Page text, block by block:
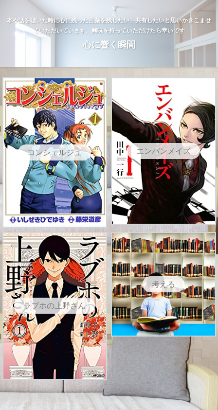
本や話を聴いた時に心に残った言葉を残したい、共有したいと思いかきこませ
ていただいています、興味を持っていただけたら幸いです
心に響く瞬間
コンシェルジュ エンバンメイズ
ラブホの上野さん
考える